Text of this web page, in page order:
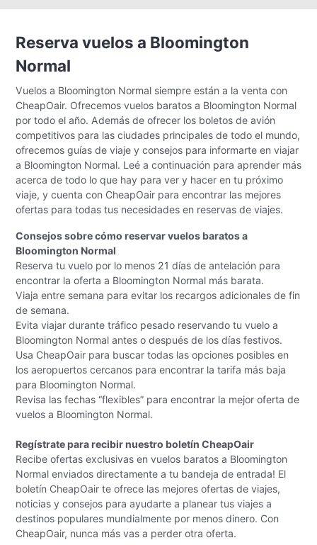
Reserva vuelos a Bloomington
Normal
Vuelos a Bloomington Normal siempre están a la venta con
CheapOair. Ofrecemos vuelos baratos a Bloomington Normal
por todo el año. Además de ofrecer los boletos de avión
competitivos para las ciudades principales de todo el mundo,
ofrecemos guías de viaje y consejos para informarte en viajar
a Bloomington Normal. Leé a continuación para aprender más
acerca de todo lo que hay para ver y hacer en tu próximo
viaje, y cuenta con CheapOair para encontrar las mejores
ofertas para todas tus necesidades en reservas de viajes.
Consejos sobre cómo reservar vuelos baratos a
Bloomington Normal
Reserva tu vuelo por lo menos 21 días de antelación para
encontrar la oferta a Bloomington Normal más barata.
Viaja entre semana para evitar los recargos adicionales de fin
de semana.
Evita viajar durante tráfico pesado reservando tu vuelo a
Bloomington Normal antes o después de los días festivos.
Usa CheapOair para buscar todas las opciones posibles en
los aeropuertos cercanos para encontrar la tarifa más baja
para Bloomington Normal.
Revisa las fechas “flexibles” para encontrar la mejor oferta de
vuelos a Bloomington Normal.
Regístrate para recibir nuestro boletín CheapOair
Recibe ofertas exclusivas en vuelos baratos a Bloomington
Normal enviados directamente a tu bandeja de entrada! El
boletín CheapOair te ofrece las mejores ofertas de viajes,
noticias y consejos para ayudarte a planear tus viajes a
destinos populares mundialmente por menos dinero. Con
CheapOair, nunca más vas a perder otra oferta.